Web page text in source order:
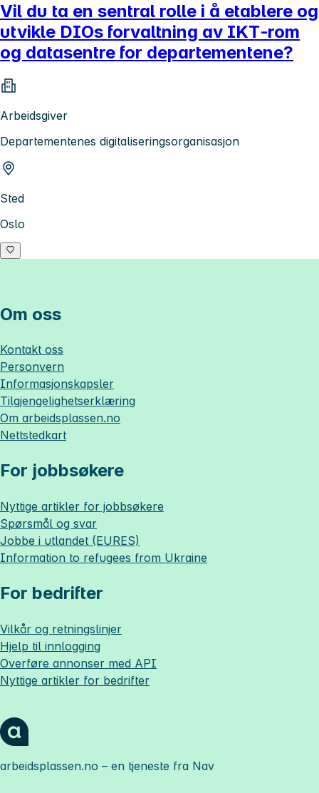
Vil du ta en sentral rolle i å etablere og
utvikle DIOs forvaltning av IKT‑rom
og datasentre for departementene?
Arbeidsgiver
Departementenes digitaliseringsorganisasjon
Sted
Oslo
Om oss
Kontakt oss
Personvern
Informasjonskapsler
Tilgjengelighetserklæring
Om arbeidsplassen.no
Nettstedkart
For jobbsøkere
Nyttige artikler for jobbsøkere
Spørsmål og svar
Jobbe i utlandet (EURES)
Information to refugees from Ukraine
For bedrifter
Vilkår og retningslinjer
Hjelp til innlogging
Overføre annonser med API
Nyttige artikler for bedrifter
arbeidsplassen.no – en tjeneste fra Nav